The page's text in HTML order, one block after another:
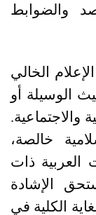
والضوابط
الخالي
الوسيلة أو
والاجتماعية.
خالصة،
العربية ذات
الإشادة
الكلية في